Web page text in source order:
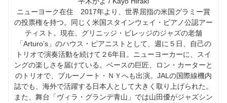
ニューヨーク在住 2017年より、世界屈指の米国グラミー賞
の投票権を持つ。同じく米国スタインウェイ・ピアノ公認アー
ティスト。現在、グリニッジ・ビレッジのジャズの老舗
「Arturo’s」のハウス・ピアニストとして、週に５日、自己の
トリオで演奏活動を続けて２6年目。ニューヨーカーに、スイ
ングの楽しさを届けている。ベースの巨匠、ロン・カーターと
のトリオで、ブルーノート・ＮＹへも出演。JALの国際線機内
誌でも、海外で活躍する日本人として大きく取り上げられた。
また、舞台「ヴィラ・グランデ青山」では山田優がジャズシン